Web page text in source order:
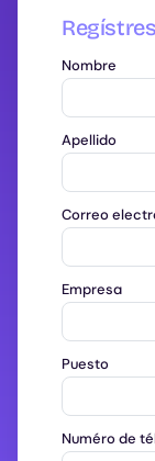
Nombre
Apellido
Correo
Empresa
Puesto
Numéro de